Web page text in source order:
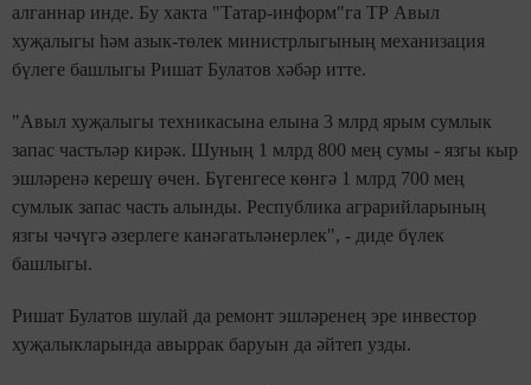
алганнар инде. Бу хакта "Татар-информ"га ТР Авыл
хуҗалыгы һәм азык-төлек министрлыгының механизация
бүлеге башлыгы Ришат Булатов хәбәр итте.
"Авыл хуҗалыгы техникасына елына 3 млрд ярым сумлык
запас частьләр кирәк. Шуның 1 млрд 800 мең сумы - язгы кыр
эшләренә керешү өчен. Бүгенгесе көнгә 1 млрд 700 мең
сумлык запас часть алынды. Республика аграрийларының
язгы чәчүгә әзерлеге канәгатьләнерлек", - диде бүлек
башлыгы.
Ришат Булатов шулай да ремонт эшләренең эре инвестор
хуҗалыкларында авыррак баруын да әйтеп узды.